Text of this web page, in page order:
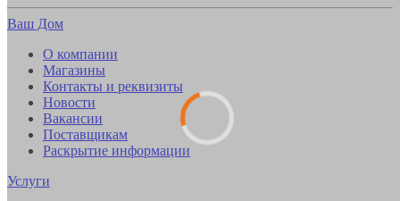
Ваш Дом
О компании
Магазины
Контакты и реквизиты
Новости
Вакансии
Поставщикам
Раскрытие информации
Услуги